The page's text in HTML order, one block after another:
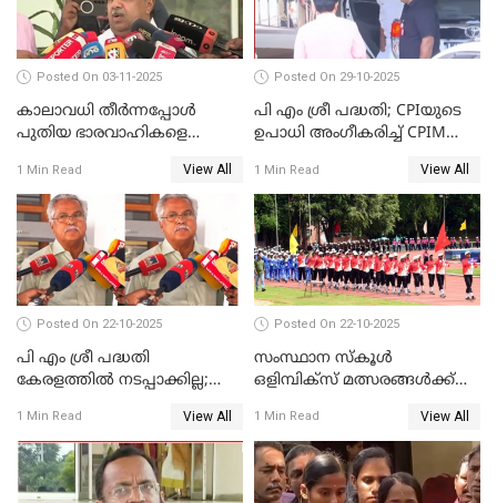
Posted On 03-11-2025
കാലാവധി തീര്‍ന്നപ്പോള്‍
പുതിയ ഭാരവാഹികളെ
WATCH VIDEO
1 Min Read View All
Posted On 29-10-2025
പി എം ശ്രീ പദ്ധതി; CPIയുടെ
ഉപാധി അംഗീകരിച്ച് CPIM
1 Min Read View All
Posted On 22-10-2025
പി എം ശ്രീ പദ്ധതി
കേരളത്തില്‍ നടപ്പാക്കില്ല;
VIDEO
1 Min Read View All
Posted On 22-10-2025
സംസ്ഥാന സ്‌കൂള്‍
ഒളിമ്പിക്‌സ് മത്സരങ്ങള്‍ക്ക്
1 Min Read View All